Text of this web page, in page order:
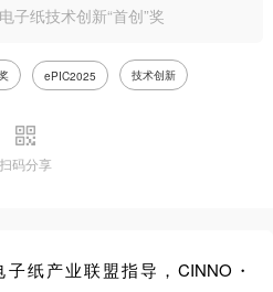
子纸技术创新“首创”奖
ePIC2025 技术创新
扫码分享
纸产业联盟指导，CINNO・